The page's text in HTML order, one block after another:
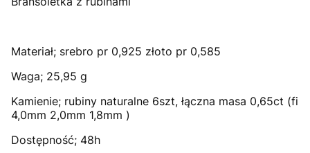
Materiał; srebro pr 0,925 złoto pr 0,585
Waga; 25,95 g
Kamienie; rubiny naturalne 6szt, łączna masa 0,65ct (fi
4,0mm 2,0mm 1,8mm )
Dostępność; 48h